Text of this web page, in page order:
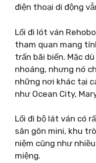
điện thoại di động
Lối đi lót ván
tham quan mang
trấn bãi biển. Mặc
nhoáng, nhưng nó
những nơi khác tại
như Ocean City,
Lối đi bộ lát ván có
sân gôn mini, khu
niệm cũng như
miệng.